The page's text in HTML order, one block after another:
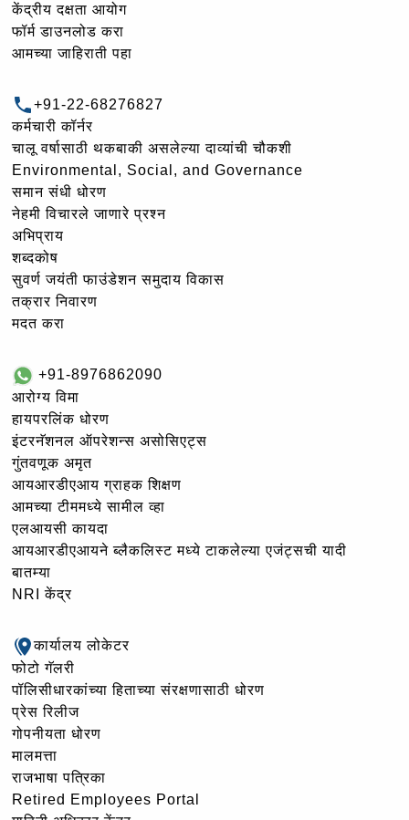
केंद्रीय दक्षता आयोग
फॉर्म डाउनलोड करा
आमच्या जाहिराती पहा
+91-22-68276827
कर्मचारी कॉर्नर
चालू वर्षासाठी थकबाकी असलेल्या दाव्यांची चौकशी
Environmental, Social, and Governance
समान संधी धोरण
नेहमी विचारले जाणारे प्रश्न
अभिप्राय
शब्दकोष
सुवर्ण जयंती फाउंडेशन समुदाय विकास
तक्रार निवारण
मदत करा
+91-8976862090
आरोग्य विमा
हायपरलिंक धोरण
इंटरनॅशनल ऑपरेशन्स असोसिएट्स
गुंतवणूक अमृत
आयआरडीएआय ग्राहक शिक्षण
आमच्या टीममध्ये सामील व्हा
एलआयसी कायदा
आयआरडीएआयने ब्लैकलिस्ट मध्ये टाकलेल्या एजंट्सची यादी
बातम्या
NRI केंद्र
कार्यालय लोकेटर
फोटो गॅलरी
पॉलिसीधारकांच्या हिताच्या संरक्षणासाठी धोरण
प्रेस रिलीज
गोपनीयता धोरण
मालमत्ता
राजभाषा पत्रिका
Retired Employees Portal